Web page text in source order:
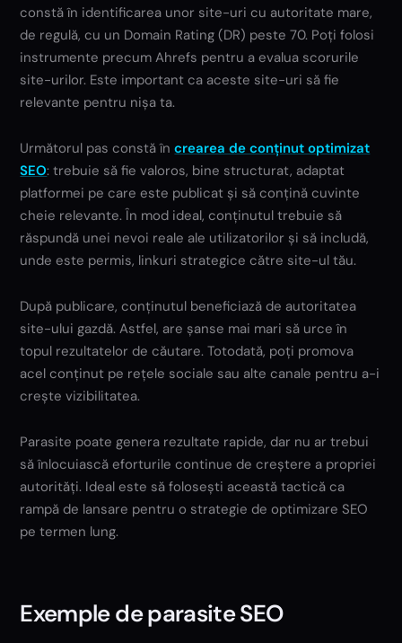
constă în identificarea unor site-uri cu autoritate mare,
de regulă, cu un Domain Rating (DR) peste 70. Poți folosi
instrumente precum Ahrefs pentru a evalua scorurile
site-urilor. Este important ca aceste site-uri să fie
relevante pentru nișa ta.
Următorul pas constă încrearea de conținut optimizat
SEO: trebuie să fie valoros, bine structurat, adaptat
platformei pe care este publicat și să conțină cuvinte
cheie relevante. În mod ideal, conținutul trebuie să
răspundă unei nevoi reale ale utilizatorilor și să includă,
unde este permis, linkuri strategice către site-ul tău.
După publicare, conținutul beneficiază de autoritatea
site-ului gazdă. Astfel, are șanse mai mari să urce în
topul rezultatelor de căutare. Totodată, poți promova
acel conținut pe rețele sociale sau alte canale pentru a-i
crește vizibilitatea.
Parasite poate genera rezultate rapide, dar nu ar trebui
să înlocuiască eforturile continue de creștere a propriei
autorități. Ideal este să folosești această tactică ca
rampă de lansare pentru o strategie de optimizare SEO
pe termen lung.
Exemple de parasite SEO